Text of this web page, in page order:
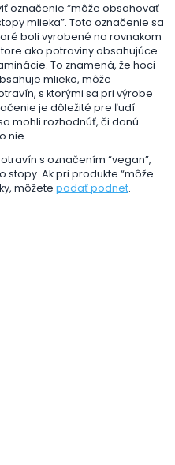
označenie “môže obsahovať
mlieka”. Toto označenie sa
boli vyrobené na rovnakom
ako potraviny obsahujúce
To znamená, že hoci
mlieko, môže
s ktorými sa pri výrobe
je dôležité pre ľudí
mohli rozhodnúť, či danú
nie.
s označením “vegan”,
stopy. Ak pri produkte “môže
môžete podať podnet.